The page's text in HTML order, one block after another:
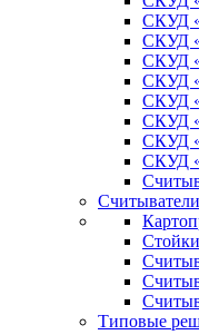
СКУД
СКУД
СКУД
СКУД
СКУД
СКУД
СКУД
СКУД
Считыватели
Типовые